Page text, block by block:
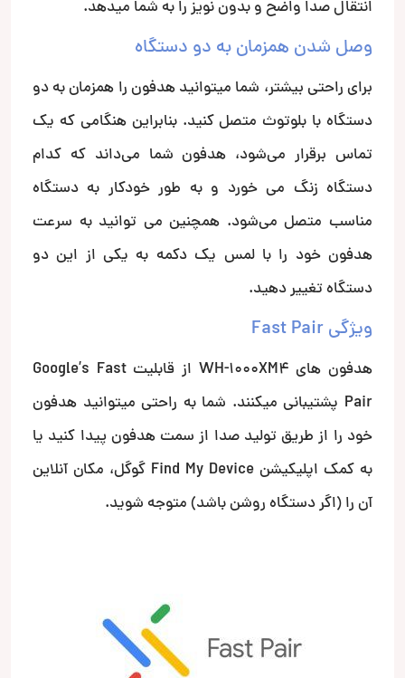
انتقال صدا واضح و بدون نویز را به شما میدهد.
وصل شدن همزمان به دو دستگاه
برای راحتی بیشتر، شما می­توانید هدفون را همزمان به دو
دستگاه با بلوتوث متصل کنید. بنابراین هنگامی که یک
تماس برقرار می‌شود، هدفون شما می‌داند که کدام
دستگاه زنگ می خورد و به طور خودکار به دستگاه
مناسب متصل می‌شود. همچنین می توانید به سرعت
هدفون خود را با لمس یک دکمه به یکی از این دو
دستگاه تغییر دهید.
ویژگی Fast Pair
هدفون های WH-1000XM4 از قابلیت Google’s Fast
Pair پشتیبانی میکنند. شما به راحتی میتوانید هدفون
خود را از طریق تولید صدا از سمت هدفون پیدا کنید یا
به کمک اپلیکیشن Find My Device گوگل، مکان آنلاین
آن را (اگر دستگاه روشن باشد) متوجه شوید.